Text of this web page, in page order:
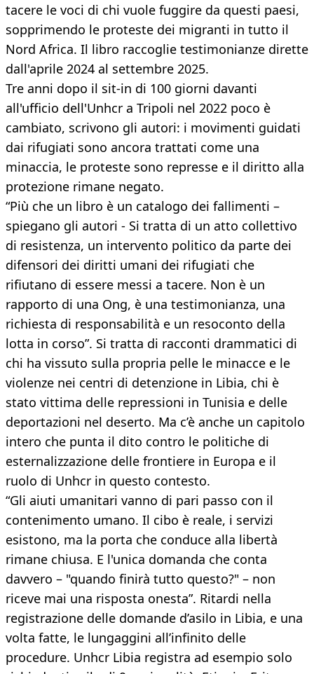
tacere le voci di chi vuole fuggire da questi paesi,
sopprimendo le proteste dei migranti in tutto il
Nord Africa. Il libro raccoglie testimonianze dirette
dall'aprile 2024 al settembre 2025.
Tre anni dopo il sit-in di 100 giorni davanti
all'ufficio dell'Unhcr a Tripoli nel 2022 poco è
cambiato, scrivono gli autori: i movimenti guidati
dai rifugiati sono ancora trattati come una
minaccia, le proteste sono represse e il diritto alla
protezione rimane negato.
“Più che un libro è un catalogo dei fallimenti –
spiegano gli autori - Si tratta di un atto collettivo
di resistenza, un intervento politico da parte dei
difensori dei diritti umani dei rifugiati che
rifiutano di essere messi a tacere. Non è un
rapporto di una Ong, è una testimonianza, una
richiesta di responsabilità e un resoconto della
lotta in corso”. Si tratta di racconti drammatici di
chi ha vissuto sulla propria pelle le minacce e le
violenze nei centri di detenzione in Libia, chi è
stato vittima delle repressioni in Tunisia e delle
deportazioni nel deserto. Ma c’è anche un capitolo
intero che punta il dito contro le politiche di
esternalizzazione delle frontiere in Europa e il
ruolo di Unhcr in questo contesto.
“Gli aiuti umanitari vanno di pari passo con il
contenimento umano. Il cibo è reale, i servizi
esistono, ma la porta che conduce alla libertà
rimane chiusa. E l'unica domanda che conta
davvero – "quando finirà tutto questo?" – non
riceve mai una risposta onesta”. Ritardi nella
registrazione delle domande d’asilo in Libia, e una
volta fatte, le lungaggini all’infinito delle
procedure. Unhcr Libia registra ad esempio solo